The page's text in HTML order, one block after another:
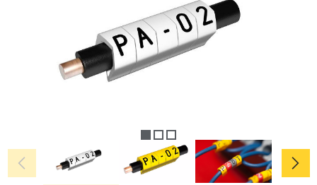
chevron_left chevron_right